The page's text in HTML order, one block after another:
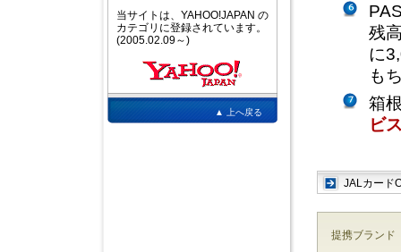
残
に
も
箱
ビ
JALカード
提携ブランド
当サイトは、YAHOO!JAPAN の
カテゴリに登録されています。
(2005.02.09～)
▲ 上へ戻る